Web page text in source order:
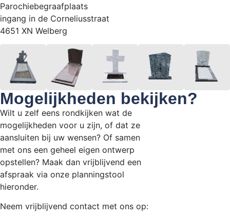
Parochiebegraafplaats
ingang in de Corneliusstraat
4651 XN Welberg
Mogelijkheden bekijken?
Wilt u zelf eens rondkijken wat de
mogelijkheden voor u zijn, of dat ze
aansluiten bij uw wensen? Of samen
met ons een geheel eigen ontwerp
opstellen? Maak dan vrijblijvend een
afspraak via onze planningstool
hieronder.
Neem vrijblijvend contact met ons op: